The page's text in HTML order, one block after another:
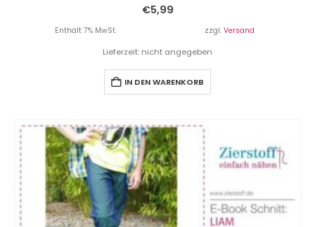
€5,99
Enthält 7% MwSt. zzgl. Versand
Lieferzeit: nicht angegeben
IN DEN WARENKORB